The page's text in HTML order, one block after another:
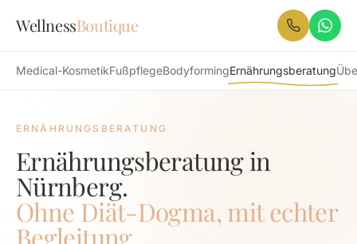
WellnessBoutique
Medical-KosmetikFußpflegeBodyformingErnährungsberatung
ERNÄHRUNGSBERATUNG
Ernährungsberatungin
Nürnberg.
Ohne Diät-Dogma, mit echter
Begleitung.